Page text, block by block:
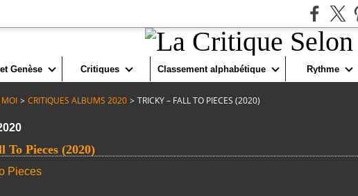
Genèse Critiques Classement alphabétique Rythme
MOI > CRITIQUES ALBUMS 2020 > TRICKY – FALL TO PIECES (2020)
Pieces (2020)